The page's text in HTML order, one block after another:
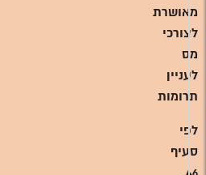
מאושרת
לצורכי
מס
לעניין
תרומות
לפי
סעיף